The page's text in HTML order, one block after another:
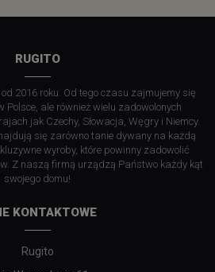
RUGITO
2016 roku. Od tego czasu zajmujemy się
Polsce, ale również wielu zadowolonych
jak Czechy, Słowacja, Węgry i Niemcy.
się zarówno tanie dywany na każdą
wyroby, które powinny zadowolić
Z naszą firmą urządzą Państwo każdy kąt
swojego domu!
KONTAKTOWE
Rugito